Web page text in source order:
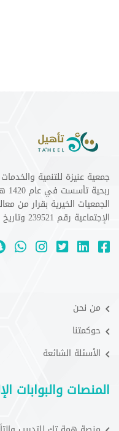
جمعية عنيزة للتنمية
الجمعيات الخيرية بقرار من
الإجتماعية رقم 239521 وتاريخ 29/ 8/ 1420هـ،
من نحن
حوكمتنا
الأسئلة الشائعة
المنصات والبوابات